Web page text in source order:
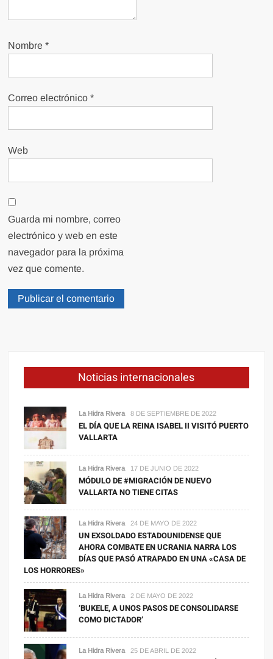
Nombre*
Correo electrónico*
Web
Guarda mi nombre, correo
electrónico y web en este
navegador para la próxima
vez que comente.
Noticias internacionales
La Hidra Rivera 8 DE SEPTIEMBRE DE 2022
EL DÍA QUE LA REINA ISABEL II VISITÓ PUERTO
VALLARTA
La Hidra Rivera 17 DE JUNIO DE 2022
MÓDULO DE #MIGRACIÓN DE NUEVO
VALLARTA NO TIENE CITAS
La Hidra Rivera 24 DE MAYO DE 2022
UN EXSOLDADO ESTADOUNIDENSE QUE
AHORA COMBATE EN UCRANIA NARRA LOS
DÍAS QUE PASÓ ATRAPADO EN UNA «CASA DE
LOS HORRORES»
La Hidra Rivera 2 DE MAYO DE 2022
‘BUKELE, A UNOS PASOS DE CONSOLIDARSE
COMO DICTADOR’
La Hidra Rivera 25 DE ABRIL DE 2022